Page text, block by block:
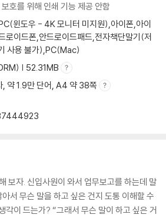
은 말
선수의 대담
설명하라
호를 위해 인쇄 기능 제공 안함
윈도우 - 4K 모니터 미지원),아이폰,아이
로이드폰,안드로이드패드,전자책단말기(저
사용 불가),PC(Mac)
| 52.31MB
, 약 1.9만 단어, A4 약 38쪽
보자. 신입사원이 와서 업무보고를 하는데 말
서 무슨 말을 하고 싶은 건지 도통 이해할 수
각이 드는가? “그래서 무슨 말이 하고 싶은 거